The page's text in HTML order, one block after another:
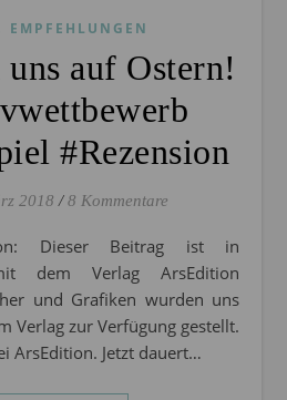
EMPFEHLUNGEN
auf Ostern!
#Rezension
2018 / 8 Kommentare
dem Verlag ArsEdition
und Grafiken wurden uns
Verlag zur Verfügung gestellt.
ArsEdition. Jetzt dauert…